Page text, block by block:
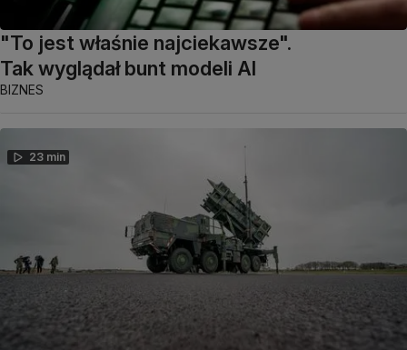
"To jest właśnie najciekawsze".
Tak wyglądał bunt modeli AI
BIZNES
23 min